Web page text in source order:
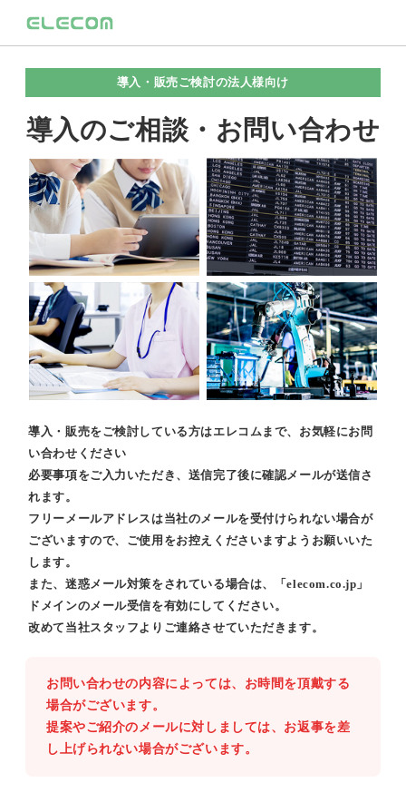
導入・販売ご検討の法人様向け
導入のご相談・お問い合わせ
導入・販売をご検討している方はエレコムまで、お気軽にお問
い合わせください
必要事項をご入力いただき、送信完了後に確認メールが送信さ
れます。
フリーメールアドレスは当社のメールを受付けられない場合が
ございますので、ご使用をお控えくださいますようお願いいた
します。
また、迷惑メール対策をされている場合は、「elecom.co.jp」
ドメインのメール受信を有効にしてください。
改めて当社スタッフよりご連絡させていただきます。
お問い合わせの内容によっては、お時間を頂戴する
場合がございます。
提案やご紹介のメールに対しましては、お返事を差
し上げられない場合がございます。